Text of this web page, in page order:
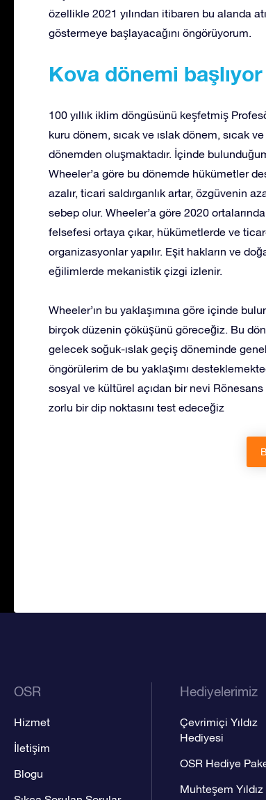
özellikle 2021 yılından itibaren bu alanda
göstermeye başlayacağını öngörüyorum.
Kova dönemi başlıyor
100 yıllık iklim döngüsünü keşfetmiş
kuru dönem, sıcak ve ıslak dönem, sıcak
dönemden oluşmaktadır. İçinde
Wheeler’a göre bu dönemde hükümetler
azalır, ticari saldırganlık artar, özgüvenin
sebep olur. Wheeler’a göre 2020
felsefesi ortaya çıkar, hükümetlerde ve
organizasyonlar yapılır. Eşit hakların ve
eğilimlerde mekanistik çizgi izlenir.
Wheeler’ın bu yaklaşımına göre içinde
birçok düzenin çöküşünü göreceğiz. Bu
gelecek soğuk-ıslak geçiş döneminde
öngörülerim de bu yaklaşımı
sosyal ve kültürel açıdan bir nevi
zorlu bir dip noktasını test edeceğiz
OSR
Hizmet
İletişim
Blogu
Hediyelerimiz
Çevrimiçi Yıldız
Hediyesi
OSR Hediye
Muhteşem Yıldız